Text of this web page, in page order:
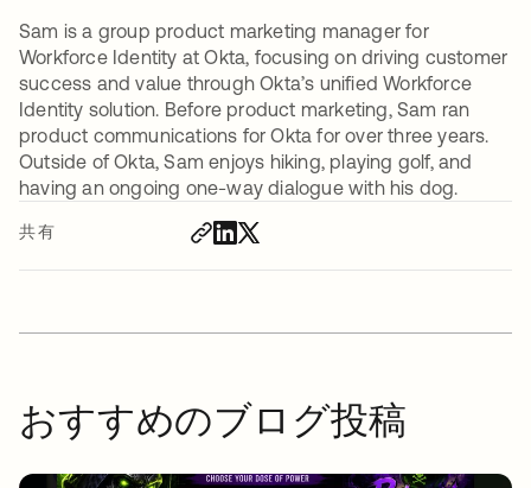
共有
Sam is a group product marketing manager for
Workforce Identity at Okta, focusing on driving customer
success and value through Okta’s unified Workforce
Identity solution. Before product marketing, Sam ran
product communications for Okta for over three years.
Outside of Okta, Sam enjoys hiking, playing golf, and
having an ongoing one-way dialogue with his dog.
おすすめのブログ投稿